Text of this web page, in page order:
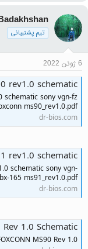
تیم پشتیبانی
6 ژوئن 2022
schematic sony vgn-fz
ms90_rev1.0.pdf
dr-bios.com
rev1.0 schematic
schematic sony vgn-
165 ms91_rev1.0.pdf
dr-bios.com
MS90 Rev 1.0